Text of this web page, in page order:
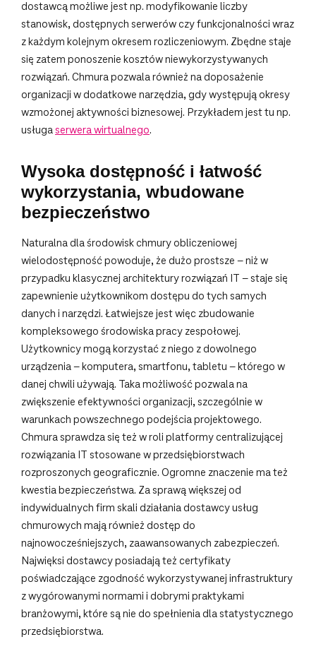
dostawcą możliwe jest np. modyfikowanie liczby
stanowisk, dostępnych serwerów czy funkcjonalności wraz
z każdym kolejnym okresem rozliczeniowym. Zbędne staje
się zatem ponoszenie kosztów niewykorzystywanych
rozwiązań. Chmura pozwala również na doposażenie
organizacji w dodatkowe narzędzia, gdy występują okresy
wzmożonej aktywności biznesowej. Przykładem jest tu np.
usługaserwera wirtualnego.
Wysoka dostępność i łatwość
wykorzystania, wbudowane
bezpieczeństwo
Naturalna dla środowisk chmury obliczeniowej
wielodostępność powoduje, że dużo prostsze – niż w
przypadku klasycznej architektury rozwiązań IT – staje się
zapewnienie użytkownikom dostępu do tych samych
danych i narzędzi. Łatwiejsze jest więc zbudowanie
kompleksowego środowiska pracy zespołowej.
Użytkownicy mogą korzystać z niego z dowolnego
urządzenia – komputera, smartfonu, tabletu – którego w
danej chwili używają. Taka możliwość pozwala na
zwiększenie efektywności organizacji, szczególnie w
warunkach powszechnego podejścia projektowego.
Chmura sprawdza się też w roli platformy centralizującej
rozwiązania IT stosowane w przedsiębiorstwach
rozproszonych geograficznie. Ogromne znaczenie ma też
kwestia bezpieczeństwa. Za sprawą większej od
indywidualnych firm skali działania dostawcy usług
chmurowych mają również dostęp do
najnowocześniejszych, zaawansowanych zabezpieczeń.
Najwięksi dostawcy posiadają też certyfikaty
poświadczające zgodność wykorzystywanej infrastruktury
z wygórowanymi normami i dobrymi praktykami
branżowymi, które są nie do spełnienia dla statystycznego
przedsiębiorstwa.